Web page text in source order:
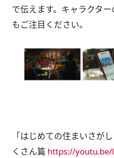
で伝えます。キャラクタ
もご注目ください。
「はじめての住まいさが
くさん篇 https://youtu.be/